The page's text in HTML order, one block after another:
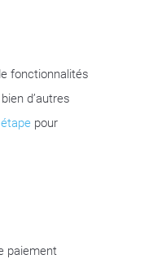
fonctionnalités
d’autres
pour
paiement